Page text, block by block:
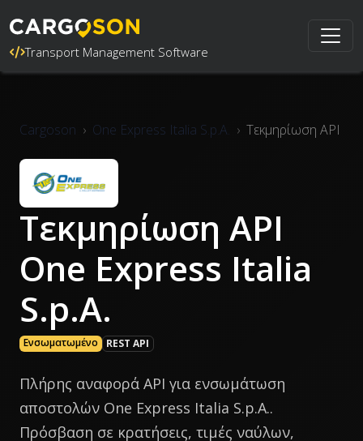
Transport Management Software
Cargoson One Express Italia S.p.A. Τεκμηρίωση API
Τεκμηρίωση API
One Express Italia
S.p.A.
Ενσωματωμένο REST API
Πλήρης αναφορά API για ενσωμάτωση
αποστολών One Express Italia S.p.A..
Πρόσβαση σε κρατήσεις, τιμές ναύλων,